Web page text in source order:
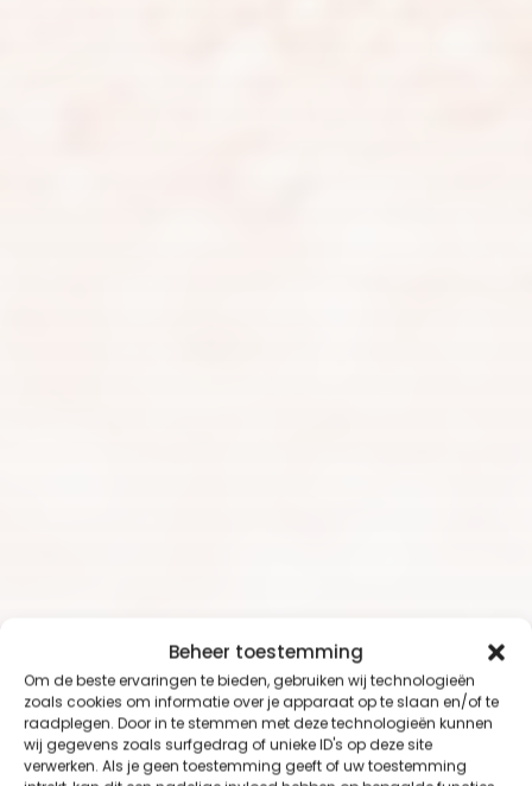
Beheer toestemming
Om de beste ervaringen te bieden, gebruiken wij technologieën
zoals cookies om informatie over je apparaat op te slaan en/of te
raadplegen. Door in te stemmen met deze technologieën kunnen
wij gegevens zoals surfgedrag of unieke ID's op deze site
verwerken. Als je geen toestemming geeft of uw toestemming
Home»Blog»kerstcadeau’s voor